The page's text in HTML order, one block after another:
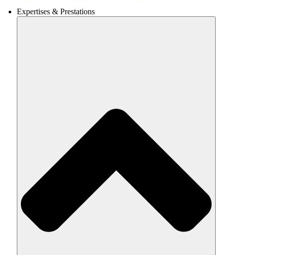
Expertises & Prestations